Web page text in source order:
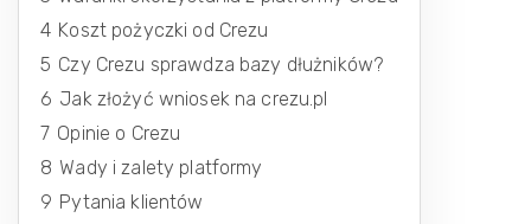
4 Koszt pożyczki od Crezu
5 Czy Crezu sprawdza bazy dłużników?
6 Jak złożyć wniosek na crezu.pl
7 Opinie o Crezu
8 Wady i zalety platformy
9 Pytania klientów